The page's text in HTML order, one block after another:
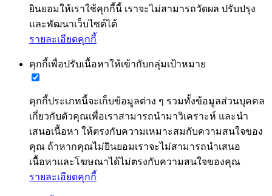
ยินยอมให้เราใช้คุกกี้นี้ เราจะไม่สามารถวัดผล ปรับปรุง
และพัฒนาเว็บไซต์ได้
รายละเอียดคุกกี้
คุกกี้เพื่อปรับเนื้อหาให้เข้ากับกลุ่มเป้าหมาย
คุกกี้ประเภทนี้จะเก็บข้อมูลต่าง ๆ รวมทั้งข้อมูลส่วนบุคคล
เกี่ยวกับตัวคุณเพื่อเราสามารถนำมาวิเคราะห์ และนำ
เสนอเนื้อหา ให้ตรงกับความเหมาะสมกับความสนใจของ
คุณ ถ้าหากคุณไม่ยินยอมเราจะไม่สามารถนำเสนอ
เนื้อหาและโฆษณาได้ไม่ตรงกับความสนใจของคุณ
รายละเอียดคุกกี้